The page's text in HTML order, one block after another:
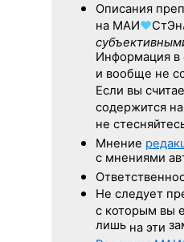
Описания
на МАИ♥СтЭн
Информация в
и вообще не
Если вы
содержится
не
Мнение
с мнениями
Не следует
с которым вы
лишь на эти